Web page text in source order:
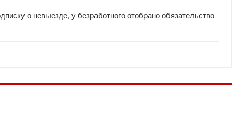
о невыезде, у безработного отобрано обязательство